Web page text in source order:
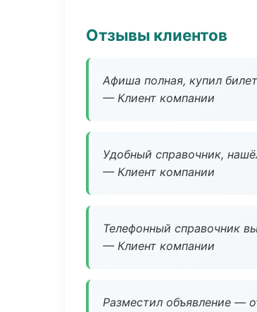
Отзывы клиентов
Афиша полная, купил
— Клиент компании
Удобный справочник,
— Клиент компании
Телефонный справочник
— Клиент компании
Разместил объявление —